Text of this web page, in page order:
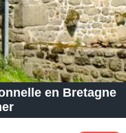
en Bretagne